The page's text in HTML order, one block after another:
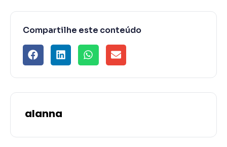
Compartilhe este conteúdo
alanna